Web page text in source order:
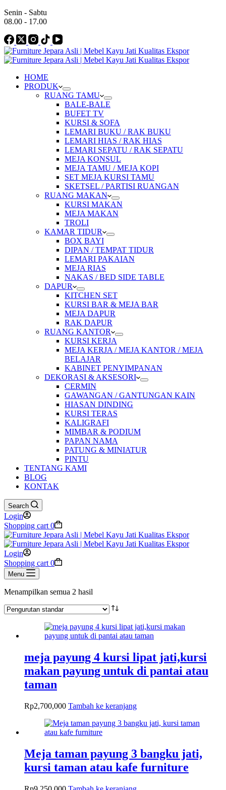
Senin - Sabtu
08.00 - 17.00
HOME
PRODUK
RUANG TAMU
BALE-BALE
BUFET TV
KURSI & SOFA
LEMARI BUKU / RAK BUKU
LEMARI HIAS / RAK HIAS
LEMARI SEPATU / RAK SEPATU
MEJA KONSUL
MEJA TAMU / MEJA KOPI
SET MEJA KURSI TAMU
SKETSEL / PARTISI RUANGAN
RUANG MAKAN
KURSI MAKAN
MEJA MAKAN
TROLI
KAMAR TIDUR
BOX BAYI
DIPAN / TEMPAT TIDUR
LEMARI PAKAIAN
MEJA RIAS
NAKAS / BED SIDE TABLE
DAPUR
KITCHEN SET
KURSI BAR & MEJA BAR
MEJA DAPUR
RAK DAPUR
RUANG KANTOR
KURSI KERJA
MEJA KERJA / MEJA KANTOR / MEJA
BELAJAR
KABINET PENYIMPANAN
DEKORASI & AKSESORI
CERMIN
GAWANGAN / GANTUNGAN KAIN
HIASAN DINDING
KURSI TERAS
KALIGRAFI
MIMBAR & PODIUM
PAPAN NAMA
PATUNG & MINIATUR
PINTU
TENTANG KAMI
BLOG
KONTAK
Search
Login
Shopping cart 0
Login
Shopping cart 0
Menu
Menampilkan semua 2 hasil
meja payung 4 kursi lipat jati,kursi
makan payung untuk di pantai atau
taman
Rp2,700,000 Tambah ke keranjang
Meja taman payung 3 bangku jati,
kursi taman atau kafe furniture